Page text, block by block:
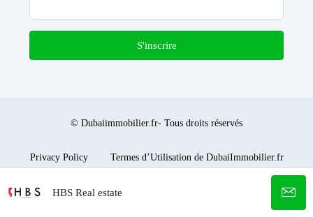
HBS Real estate
S'inscrire
© Dubaiimmobilier.fr- Tous droits réservés
Privacy Policy Termes d’Utilisation de DubaiImmobilier.fr